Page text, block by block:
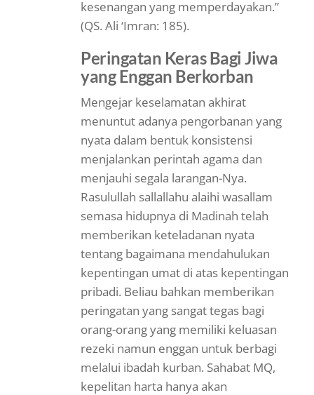
kesenangan yang memperdayakan.”
(QS. Ali ‘Imran: 185).
Peringatan Keras Bagi Jiwa
yang Enggan Berkorban
Mengejar keselamatan akhirat
menuntut adanya pengorbanan yang
nyata dalam bentuk konsistensi
menjalankan perintah agama dan
menjauhi segala larangan-Nya.
Rasulullah sallallahu alaihi wasallam
semasa hidupnya di Madinah telah
memberikan keteladanan nyata
tentang bagaimana mendahulukan
kepentingan umat di atas kepentingan
pribadi. Beliau bahkan memberikan
peringatan yang sangat tegas bagi
orang-orang yang memiliki keluasan
rezeki namun enggan untuk berbagi
melalui ibadah kurban. Sahabat MQ,
kepelitan harta hanya akan